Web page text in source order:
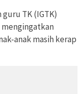
TK (IGTK)
mengingatkan
anak masih kerap